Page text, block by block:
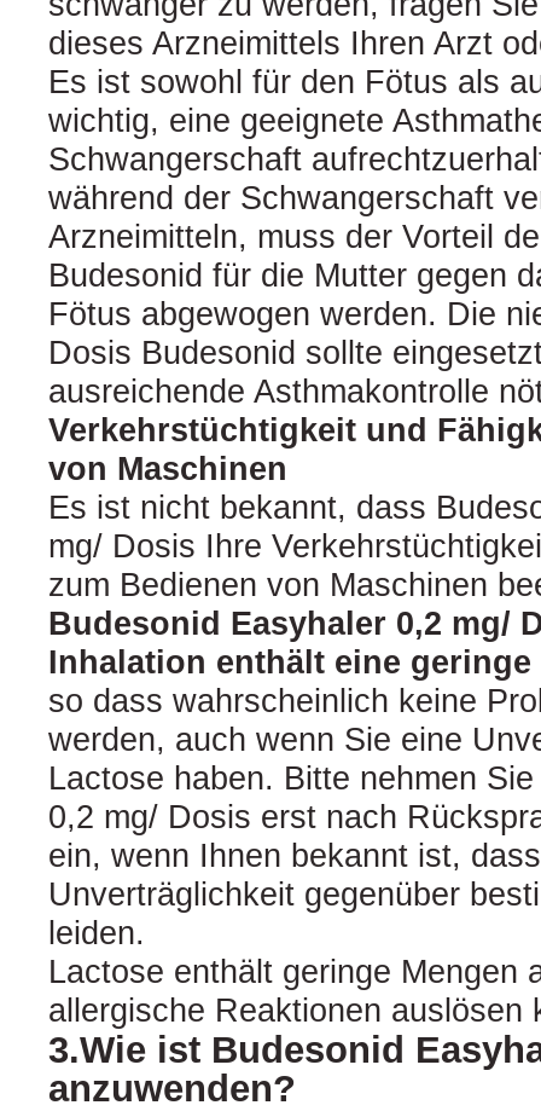
dieses Arzneimittels Ihren Arzt
Es ist sowohl für den Fötus als
wichtig, eine geeignete
Schwangerschaft
während der Schwangerschaft
Arzneimitteln, muss der Vorteil
Budesonid für die Mutter gegen
Fötus abgewogen werden. Die
Dosis Budesonid sollte
ausreichende Asthmakontrolle
Verkehrstüchtigkeit und
von Maschinen
Es ist nicht bekannt, dass
mg/ Dosis Ihre
zum Bedienen von Maschinen
Budesonid Easyhaler 0,2 mg/
Inhalation enthält eine geringe
so dass wahrscheinlich keine
werden, auch wenn Sie eine
Lactose haben. Bitte nehmen
0,2 mg/ Dosis erst nach
ein, wenn Ihnen bekannt ist,
Unverträglichkeit gegenüber
leiden.
Lactose enthält geringe Mengen
allergische Reaktionen auslösen
3.Wie ist Budesonid
anzuwenden?